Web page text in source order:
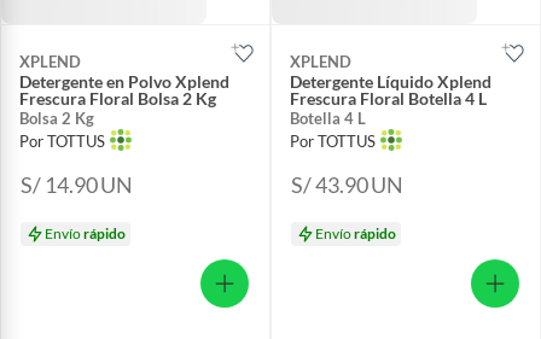
XPLEND
Detergente en Polvo Xplend
Frescura Floral Bolsa 2 Kg
Bolsa 2 Kg
Por TOTTUS
S/ 14.90UN
Envíorápido
XPLEND
Detergente Líquido Xplend
Frescura Floral Botella 4 L
Botella 4 L
Por TOTTUS
S/ 43.90UN
Envíorápido